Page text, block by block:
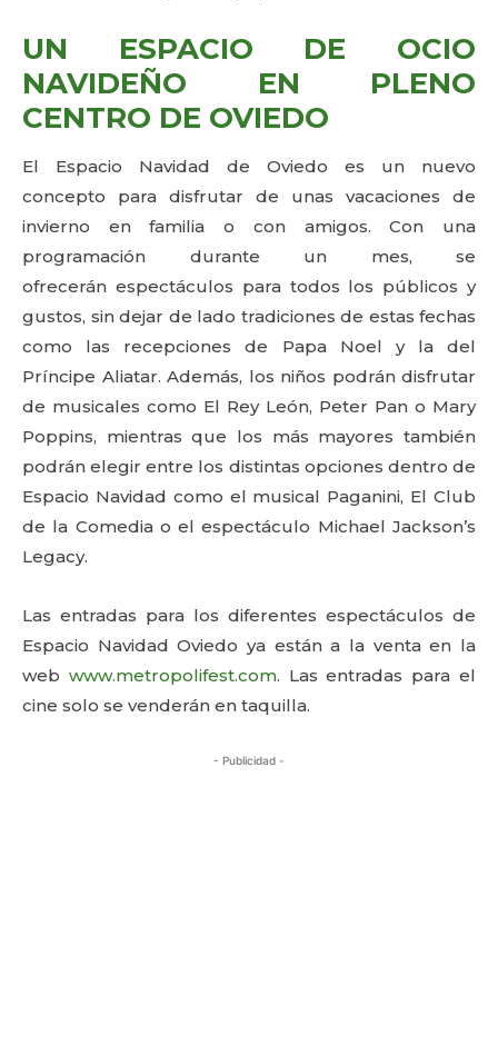
UN ESPACIO DE OCIO
NAVIDEÑO EN PLENO
CENTRO DE OVIEDO
El Espacio Navidad de Oviedo es un nuevo
concepto para disfrutar de unas vacaciones de
invierno en familia o con amigos. Con una
programación durante un mes, se
ofrecerán espectáculos para todos los públicos y
gustos, sin dejar de lado tradiciones de estas fechas
como las recepciones de Papa Noel y la del
Príncipe Aliatar. Además, los niños podrán disfrutar
de musicales como El Rey León, Peter Pan o Mary
Poppins, mientras que los más mayores también
podrán elegir entre los distintas opciones dentro de
Espacio Navidad como el musical Paganini, El Club
de la Comedia o el espectáculo Michael Jackson’s
Legacy.
Las entradas para los diferentes espectáculos de
Espacio Navidad Oviedo ya están a la venta en la
web www.metropolifest.com. Las entradas para el
cine solo se venderán en taquilla.
- Publicidad -